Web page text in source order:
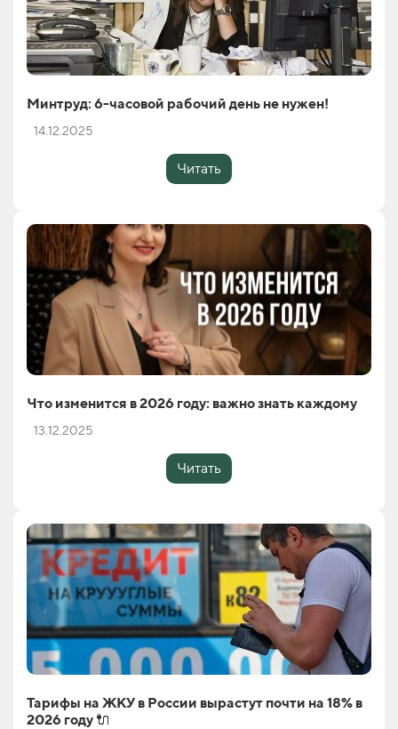
Минтруд: 6-часовой рабочий день не нужен!
14.12.2025
Читать
Что изменится в 2026 году: важно знать каждому
13.12.2025
Читать
Тарифы на ЖКУ в России вырастут почти на 18% в
2026 году 🔌